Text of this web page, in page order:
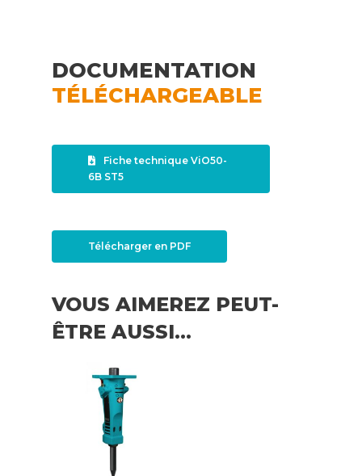
DOCUMENTATION
TÉLÉCHARGEABLE
Fiche technique ViO50-
6B ST5
Télécharger en PDF
VOUS AIMEREZ PEUT-
ÊTRE AUSSI…